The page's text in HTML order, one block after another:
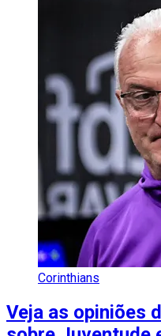
Corinthians
Veja as opiniões